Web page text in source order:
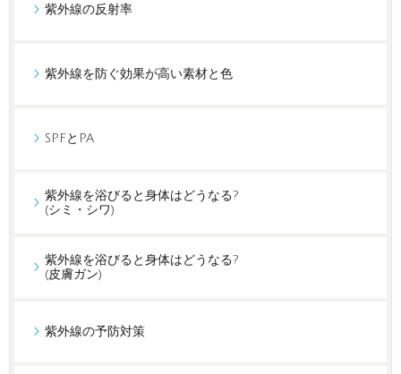
紫外線の反射率
紫外線を防ぐ効果が高い素材と色
SPFとPA
紫外線を浴びると身体はどうなる?
(シミ・シワ)
紫外線を浴びると身体はどうなる?
(皮膚ガン)
紫外線の予防対策